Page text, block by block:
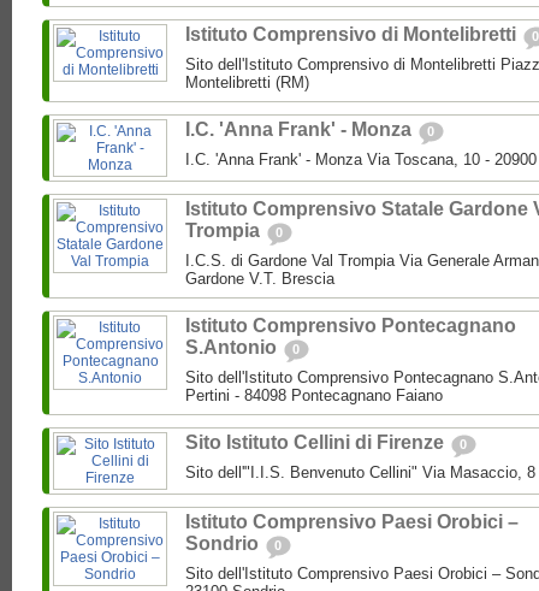
Istituto Comprensivo di Montelibretti 0
Sito dell'Istituto Comprensivo di Montelibretti
Montelibretti (RM)
I.C. 'Anna Frank' - Monza 0
I.C. 'Anna Frank' - Monza Via Toscana, 10 -
Istituto Comprensivo Statale Gardone
Trompia
0
I.C.S. di Gardone Val Trompia Via Generale
Gardone V.T. Brescia
Istituto Comprensivo Pontecagnano
S.Antonio
0
Sito dell'Istituto Comprensivo Pontecagnano
Pertini - 84098 Pontecagnano Faiano
Sito Istituto Cellini di Firenze 0
Sito dell'"I.I.S. Benvenuto Cellini" Via Masaccio, 8
Istituto Comprensivo Paesi Orobici –
Sondrio
0
Sito dell'Istituto Comprensivo Paesi Orobici –